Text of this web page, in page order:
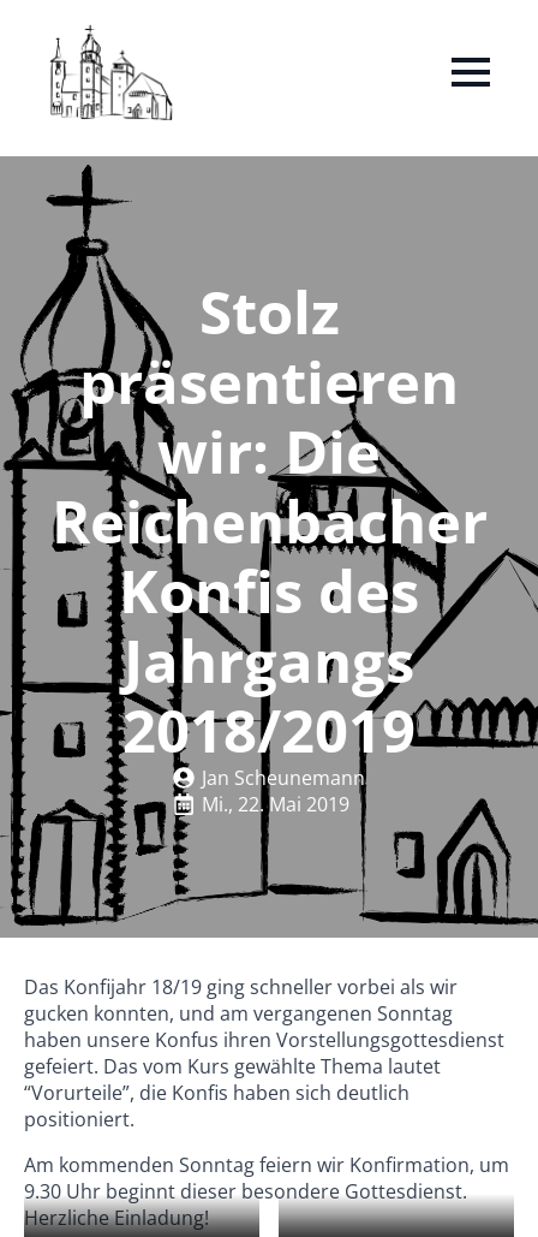
Stolz
präsentieren
wir: Die
Reichenbacher
Konfis des
Jahrgangs
2018/2019
Jan Scheunemann
Mi., 22. Mai 2019
Das Konfijahr 18/19 ging schneller vorbei als wir
gucken konnten, und am vergangenen Sonntag
haben unsere Konfus ihren Vorstellungsgottesdienst
gefeiert. Das vom Kurs gewählte Thema lautet
“Vorurteile”, die Konfis haben sich deutlich
positioniert.
Am kommenden Sonntag feiern wir Konfirmation, um
9.30 Uhr beginnt dieser besondere Gottesdienst.
Herzliche Einladung!